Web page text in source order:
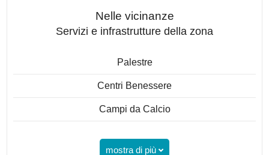
Nelle vicinanze
Servizi e infrastrutture della zona
Palestre
Centri Benessere
Campi da Calcio
mostra di più